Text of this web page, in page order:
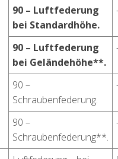
90 – Luftfederung
bei Standardhöhe.
90 – Luftfederung
bei Geländehöhe**.
90 –
Schraubenfederung.
90 –
Schraubenfederung**.